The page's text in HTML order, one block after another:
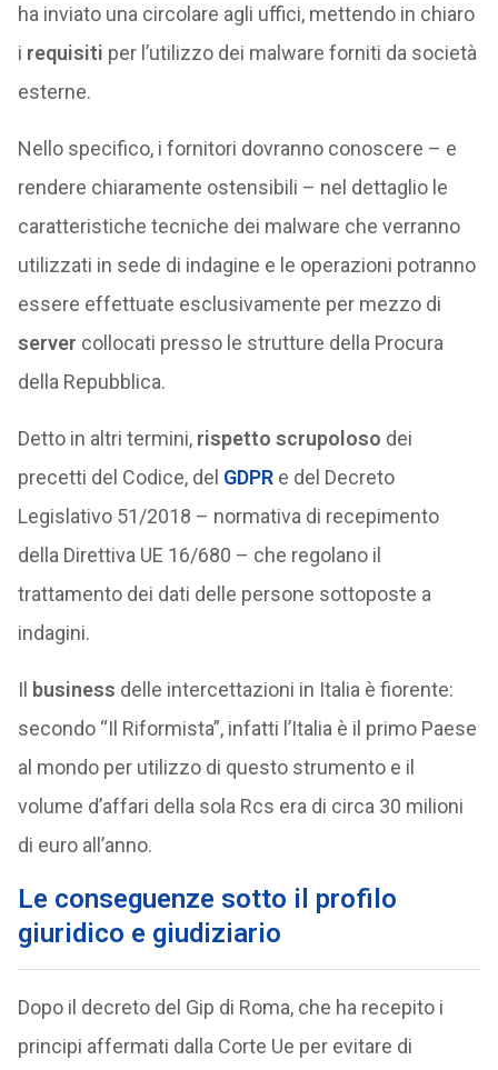
ha inviato una circolare agli uffici, mettendo in chiaro
i requisiti per l’utilizzo dei malware forniti da società
esterne.
Nello specifico, i fornitori dovranno conoscere – e
rendere chiaramente ostensibili – nel dettaglio le
caratteristiche tecniche dei malware che verranno
utilizzati in sede di indagine e le operazioni potranno
essere effettuate esclusivamente per mezzo di
server collocati presso le strutture della Procura
della Repubblica.
Detto in altri termini, rispetto scrupoloso dei
precetti del Codice, del GDPR e del Decreto
Legislativo 51/2018 – normativa di recepimento
della Direttiva UE 16/680 – che regolano il
trattamento dei dati delle persone sottoposte a
indagini.
Il business delle intercettazioni in Italia è fiorente:
secondo “Il Riformista”, infatti l’Italia è il primo Paese
al mondo per utilizzo di questo strumento e il
volume d’affari della sola Rcs era di circa 30 milioni
di euro all’anno.
Le conseguenze sotto il profilo
giuridico e giudiziario
Dopo il decreto del Gip di Roma, che ha recepito i
principi affermati dalla Corte Ue per evitare di